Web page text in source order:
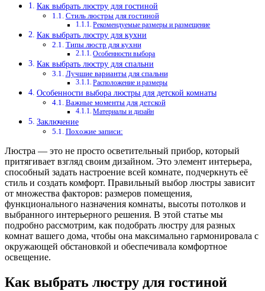
Как выбрать люстру для гостиной
Стиль люстры для гостиной
Рекомендуемые размеры и размещение
Как выбрать люстру для кухни
Типы люстр для кухни
Особенности выбора
Как выбрать люстру для спальни
Лучшие варианты для спальни
Расположение и размеры
Особенности выбора люстры для детской комнаты
Важные моменты для детской
Материалы и дизайн
Заключение
Похожие записи:
Люстра — это не просто осветительный прибор, который
притягивает взгляд своим дизайном. Это элемент интерьера,
способный задать настроение всей комнате, подчеркнуть её
стиль и создать комфорт. Правильный выбор люстры зависит
от множества факторов: размеров помещения,
функционального назначения комнаты, высоты потолков и
выбранного интерьерного решения. В этой статье мы
подробно рассмотрим, как подобрать люстру для разных
комнат вашего дома, чтобы она максимально гармонировала с
окружающей обстановкой и обеспечивала комфортное
освещение.
Как выбрать люстру для гостиной